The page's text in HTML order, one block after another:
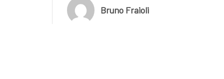
Bruno Fraioli